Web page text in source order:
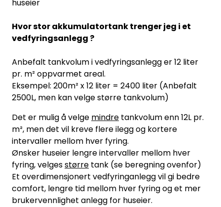
huseier
Hvor stor akkumulatortank trenger jeg i et
vedfyringsanlegg ?
Anbefalt tankvolum i vedfyringsanlegg er 12 liter
pr. m² oppvarmet areal.
Eksempel: 200m² x 12 liter = 2400 liter (Anbefalt
2500L, men kan velge større tankvolum)
Det er mulig å velge mindre tankvolum enn 12L pr.
m², men det vil kreve flere ilegg og kortere
intervaller mellom hver fyring.
Ønsker huseier lengre intervaller mellom hver
fyring, velgesstørre tank (se beregning ovenfor)
Et overdimensjonert vedfyringanlegg vil gi bedre
comfort, lengre tid mellom hver fyring og et mer
brukervennlighet anlegg for huseier.